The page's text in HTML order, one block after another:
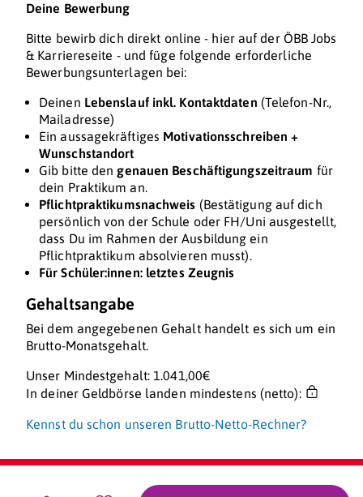
Deine Bewerbung
Bitte bewirb dich direkt online - hier auf der ÖBB Jobs
& Karriereseite - und füge folgende erforderliche
Bewerbungsunterlagen bei:
Deinen Lebenslauf inkl. Kontaktdaten (Telefon-Nr.,
Mailadresse)
Ein aussagekräftiges Motivationsschreiben +
Wunschstandort
Gib bitte den genauen Beschäftigungszeitraum für
dein Praktikum an.
Pflichtpraktikumsnachweis (Bestätigung auf dich
persönlich von der Schule oder FH/Uni ausgestellt,
dass Du im Rahmen der Ausbildung ein
Pflichtpraktikum absolvieren musst).
Für Schüler:innen: letztes Zeugnis
Gehaltsangabe
Bei dem angegebenen Gehalt handelt es sich um ein
Brutto-Monatsgehalt.
Unser Mindestgehalt: 1.041,00€
In deiner Geldbörse landen mindestens (netto):
Kennst du schon unseren Brutto-Netto-Rechner?